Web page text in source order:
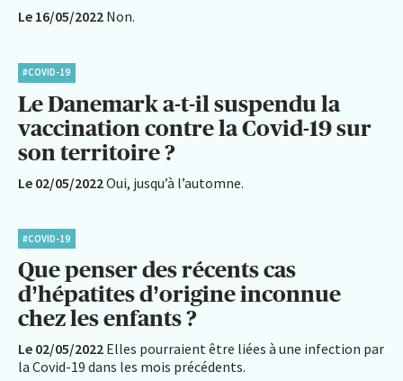
Le 16/05/2022 Non.
#COVID-19
Le Danemark a-t-il suspendu la
vaccination contre la Covid-19 sur
son territoire ?
Le 02/05/2022Oui, jusqu’à l’automne.
#COVID-19
Que penser des récents cas
d’hépatites d’origine inconnue
chez les enfants ?
Le 02/05/2022 Elles pourraient être liées à une infection par
la Covid-19 dans les mois précédents.